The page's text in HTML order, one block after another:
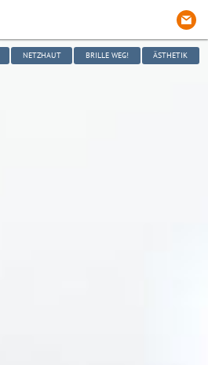
NETZHAUT BRILLE WEG! ÄSTHETIK